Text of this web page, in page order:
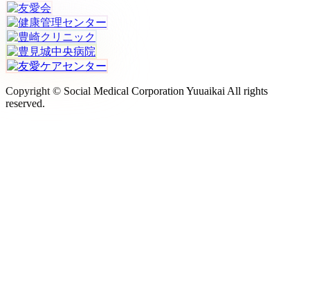
Copyright © Social Medical Corporation Yuuaikai All rights
reserved.